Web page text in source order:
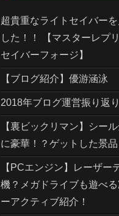
超貴重なライトセイバー
した！！ 【マスターレプ
セイバーフォージ】
【ブログ紹介】優游涵泳
2018年ブログ運営振り返り
【裏ビックリマン】シー
に豪華！？ゲットした景
【PCエンジン】レーザー
機？メガドライブも遊べ
ーアクティブ紹介！